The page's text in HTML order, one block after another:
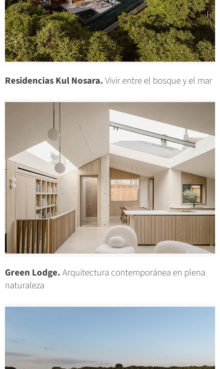
Residencias Kul Nosara.Vivir entre el bosque y el mar
Green Lodge.Arquitectura contemporánea en plena
naturaleza